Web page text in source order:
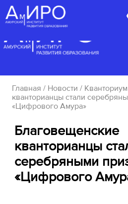
Главная / Новости / Кванториум
кванторианцы стали
«Цифрового Амура»
Благовещенские
кванторианцы
серебряными
«Цифрового